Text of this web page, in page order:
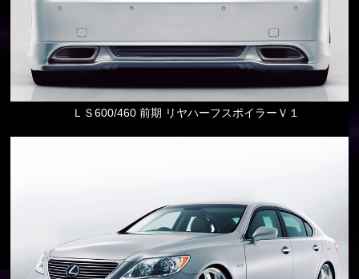
ＬＳ600/460 前期 リヤハーフスポイラーＶ１